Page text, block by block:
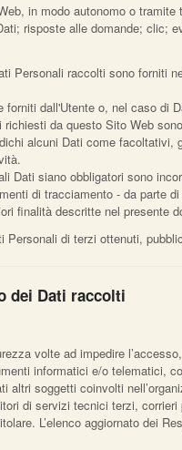
in modo autonomo o
risposte alle domande;
Personali raccolti sono forniti
forniti dall'Utente o, nel caso
da questo Sito Web
alcuni Dati come
Dati siano obbligatori sono
di tracciamento - da
finalità descritte nel presente
Personali di terzi ottenuti,
dei Dati raccolti
volte ad impedire
informatici e/o telematici,
altri soggetti coinvolti
di servizi tecnici terzi,
L’elenco aggiornato dei